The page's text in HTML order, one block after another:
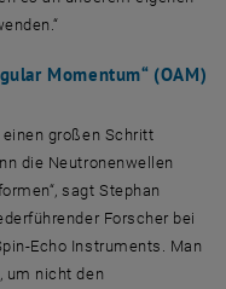
Momentum“ (OAM)
großen Schritt
die Neutronenwellen
sagt Stephan
Forscher bei
Echo Instruments. Man
um nicht den